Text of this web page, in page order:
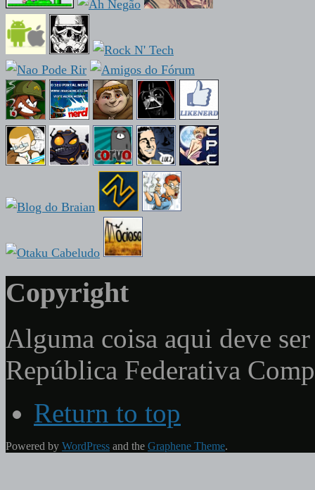
Copyright
Alguma coisa aqui deve
República Federativa
Return to top
Powered by WordPress and the Graphene Theme.